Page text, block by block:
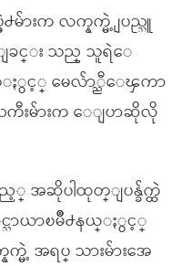
ားက လက္နက္မဲ့ ျပည္သူ
က္ျခင္း သည္ သူရဲေ
ႏွင့္ မေလ်ာ္ညီေၾကာ
ကီးမ်ားက ေျပာဆိုလို
အဆိုပါထုတ္ျပန္ခ်က္ထဲ
င္သာယာၿမိဳ႕နယ္ႏွင့္
မဲ့ အရပ္ သားမ်ားအေ